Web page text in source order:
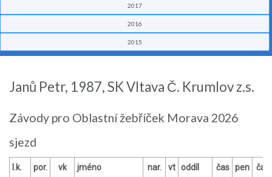
2017
2016
2015
Janů Petr, 1987, SK Vltava Č. Krumlov z.s.
Závody pro Oblastní žebříček Morava 2026
sjezd
l.k. por. vk jméno nar. vt oddíl čas pen čas